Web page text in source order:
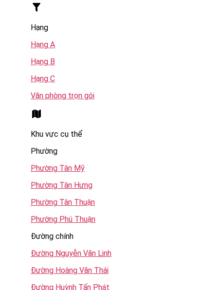
Hạng
Hạng A
Hạng B
Hạng C
Văn phòng trọn gói
Khu vực cụ thể
Phường
Phường Tân Mỹ
Phường Tân Hưng
Phường Tân Thuận
Phường Phú Thuận
Đường chính
Đường Nguyễn Văn Linh
Đường Hoàng Văn Thái
Đường Huỳnh Tấn Phát